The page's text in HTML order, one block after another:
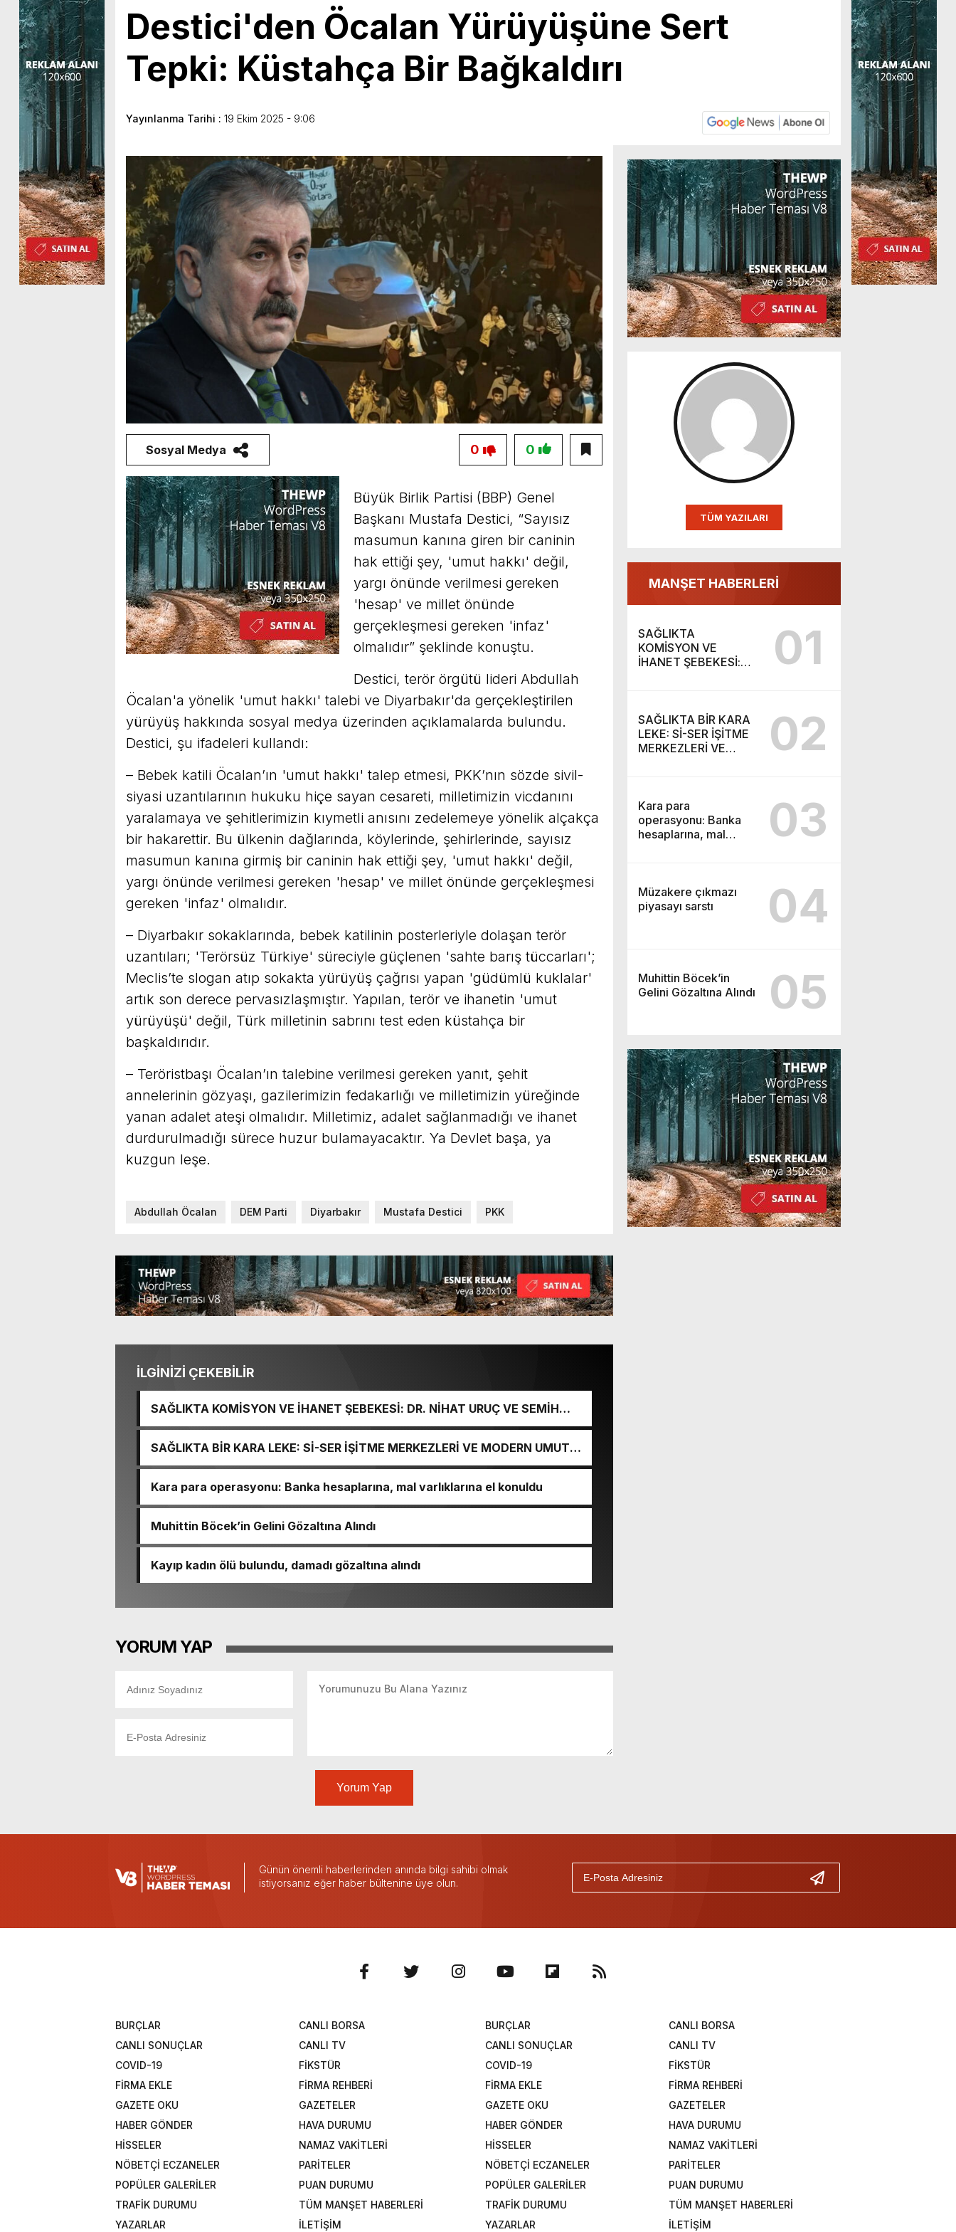
Destici'den Öcalan Yürüyüşüne Sert
Tepki: Küstahça Bir Bağkaldırı
Yayınlanma Tarihi : 19 Ekim 2025 - 9:06
TÜM YAZILARI
MANŞET HABERLERİ
SAĞLIKTA
KOMİSYON VE
İHANET ŞEBEKESİ:
VURGUNU!
01
SAĞLIKTA BİR KARA
LEKE: Sİ-SER İŞİTME
MERKEZLERİ VE
02
Kara para
operasyonu: Banka
hesaplarına, mal
03
Müzakere çıkmazı
piyasayı sarstı
04
Muhittin Böcek’in
Gelini Gözaltına Alındı
05
Sosyal Medya 0
0
Büyük Birlik Partisi (BBP) Genel
Başkanı Mustafa Destici, “Sayısız
masumun kanına giren bir caninin
hak ettiği şey, 'umut hakkı' değil,
yargı önünde verilmesi gereken
'hesap' ve millet önünde
gerçekleşmesi gereken 'infaz'
olmalıdır” şeklinde konuştu.
Destici, terör örgütü lideri Abdullah
Öcalan'a yönelik 'umut hakkı' talebi ve Diyarbakır'da gerçekleştirilen
yürüyüş hakkında sosyal medya üzerinden açıklamalarda bulundu.
Destici, şu ifadeleri kullandı:
– Bebek katili Öcalan’ın 'umut hakkı' talep etmesi, PKK’nın sözde sivil-
siyasi uzantılarının hukuku hiçe sayan cesareti, milletimizin vicdanını
yaralamaya ve şehitlerimizin kıymetli anısını zedelemeye yönelik alçakça
bir hakarettir. Bu ülkenin dağlarında, köylerinde, şehirlerinde, sayısız
masumun kanına girmiş bir caninin hak ettiği şey, 'umut hakkı' değil,
yargı önünde verilmesi gereken 'hesap' ve millet önünde gerçekleşmesi
gereken 'infaz' olmalıdır.
– Diyarbakır sokaklarında, bebek katilinin posterleriyle dolaşan terör
uzantıları; 'Terörsüz Türkiye' süreciyle güçlenen 'sahte barış tüccarları';
Meclis’te slogan atıp sokakta yürüyüş çağrısı yapan 'güdümlü kuklalar'
artık son derece pervasızlaşmıştır. Yapılan, terör ve ihanetin 'umut
yürüyüşü' değil, Türk milletinin sabrını test eden küstahça bir
başkaldırıdır.
– Teröristbaşı Öcalan’ın talebine verilmesi gereken yanıt, şehit
annelerinin gözyaşı, gazilerimizin fedakarlığı ve milletimizin yüreğinde
yanan adalet ateşi olmalıdır. Milletimiz, adalet sağlanmadığı ve ihanet
durdurulmadığı sürece huzur bulamayacaktır. Ya Devlet başa, ya
kuzgun leşe.
Abdullah Öcalan DEM Parti Diyarbakır Mustafa Destici PKK
İLGİNİZİ ÇEKEBİLİR
SAĞLIKTA KOMİSYON VE İHANET ŞEBEKESİ: DR. NİHAT URUÇ VE SEMİH
İŞİTME MERKEZİ’NİN SGK VURGUNU!
SAĞLIKTA BİR KARA LEKE: Sİ-SER İŞİTME MERKEZLERİ VE MODERN UMUT
TACİRLİĞİ
Kara para operasyonu: Banka hesaplarına, mal varlıklarına el konuldu
Muhittin Böcek’in Gelini Gözaltına Alındı
Kayıp kadın ölü bulundu, damadı gözaltına alındı
YORUM YAP
Yorum Yap
Günün önemli haberlerinden anında bilgi sahibi olmak
istiyorsanız eğer haber bültenine üye olun.
BURÇLAR
CANLI BORSA
CANLI SONUÇLAR
CANLI TV
COVID-19
FİKSTÜR
FİRMA EKLE
FİRMA REHBERİ
GAZETE OKU
GAZETELER
HABER GÖNDER
HAVA DURUMU
HİSSELER
NAMAZ VAKİTLERİ
NÖBETÇİ ECZANELER
PARİTELER
POPÜLER GALERİLER
PUAN DURUMU
TRAFİK DURUMU
TÜM MANŞET HABERLERİ
YAZARLAR
İLETİŞİM
BURÇLAR
CANLI BORSA
CANLI SONUÇLAR
CANLI TV
COVID-19
FİKSTÜR
FİRMA EKLE
FİRMA REHBERİ
GAZETE OKU
GAZETELER
HABER GÖNDER
HAVA DURUMU
HİSSELER
NAMAZ VAKİTLERİ
NÖBETÇİ ECZANELER
PARİTELER
POPÜLER GALERİLER
PUAN DURUMU
TRAFİK DURUMU
TÜM MANŞET HABERLERİ
YAZARLAR
İLETİŞİM